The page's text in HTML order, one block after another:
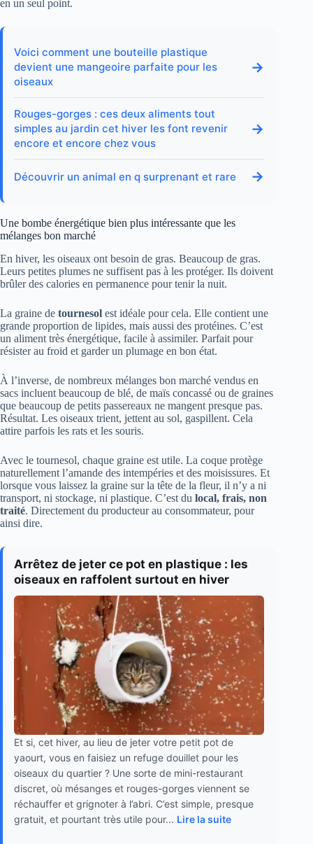
en un seul point.
Voici comment une bouteille plastique
devient une mangeoire parfaite pour les
oiseaux
→
Rouges-gorges : ces deux aliments tout
simples au jardin cet hiver les font revenir
encore et encore chez vous
→
Découvrir un animal en q surprenant et rare →
Une bombe énergétique bien plus intéressante que les
mélanges bon marché
En hiver, les oiseaux ont besoin de gras. Beaucoup de gras.
Leurs petites plumes ne suffisent pas à les protéger. Ils doivent
brûler des calories en permanence pour tenir la nuit.
La graine de tournesol est idéale pour cela. Elle contient une
grande proportion de lipides, mais aussi des protéines. C’est
un aliment très énergétique, facile à assimiler. Parfait pour
résister au froid et garder un plumage en bon état.
À l’inverse, de nombreux mélanges bon marché vendus en
sacs incluent beaucoup de blé, de maïs concassé ou de graines
que beaucoup de petits passereaux ne mangent presque pas.
Résultat. Les oiseaux trient, jettent au sol, gaspillent. Cela
attire parfois les rats et les souris.
Avec le tournesol, chaque graine est utile. La coque protège
naturellement l’amande des intempéries et des moisissures. Et
lorsque vous laissez la graine sur la tête de la fleur, il n’y a ni
transport, ni stockage, ni plastique. C’est du local, frais, non
traité. Directement du producteur au consommateur, pour
ainsi dire.
Arrêtez de jeter ce pot en plastique : les
oiseaux en raffolent surtout en hiver
Et si, cet hiver, au lieu de jeter votre petit pot de
yaourt, vous en faisiez un refuge douillet pour les
oiseaux du quartier ? Une sorte de mini-restaurant
discret, où mésanges et rouges-gorges viennent se
réchauffer et grignoter à l’abri. C’est simple, presque
gratuit, et pourtant très utile pour... Lire la suite